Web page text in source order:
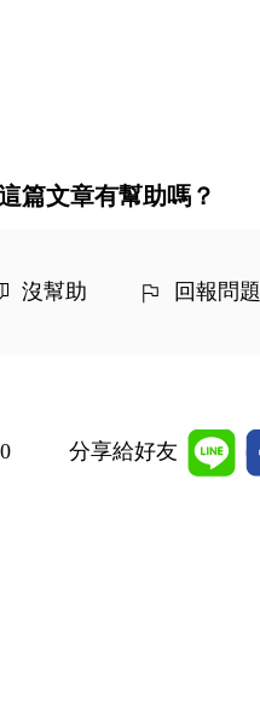
篇文章有幫助嗎？
沒幫助 回報問題
0 分享給好友